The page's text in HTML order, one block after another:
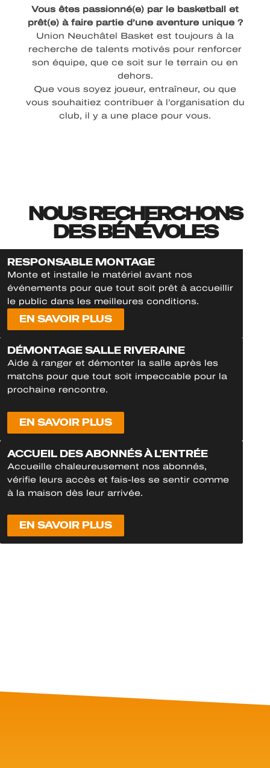
Vous êtes passionné(e) par le basketball et
prêt(e) à faire partie d’une aventure unique ?
Union Neuchâtel Basket est toujours à la
recherche de talents motivés pour renforcer
son équipe, que ce soit sur le terrain ou en
dehors.
Que vous soyez joueur, entraîneur, ou que
vous souhaitiez contribuer à l’organisation du
club, il y a une place pour vous.
NOUS RECHERCHONS
DES BÉNÉVOLES
RESPONSABLE MONTAGE
Monte et installe le matériel avant nos
événements pour que tout soit prêt à accueillir
le public dans les meilleures conditions.
EN SAVOIR PLUS
DÉMONTAGE SALLE RIVERAINE
Aide à ranger et démonter la salle après les
matchs pour que tout soit impeccable pour la
prochaine rencontre.
EN SAVOIR PLUS
ACCUEIL DES ABONNÉS À L'ENTRÉE
Accueille chaleureusement nos abonnés,
vérifie leurs accès et fais-les se sentir comme
à la maison dès leur arrivée.
EN SAVOIR PLUS